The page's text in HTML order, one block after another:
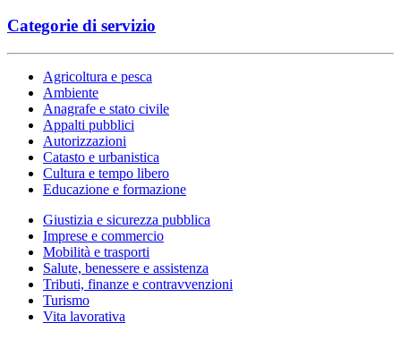
Categorie di servizio
Agricoltura e pesca
Ambiente
Anagrafe e stato civile
Appalti pubblici
Autorizzazioni
Catasto e urbanistica
Cultura e tempo libero
Educazione e formazione
Giustizia e sicurezza pubblica
Imprese e commercio
Mobilità e trasporti
Salute, benessere e assistenza
Tributi, finanze e contravvenzioni
Turismo
Vita lavorativa